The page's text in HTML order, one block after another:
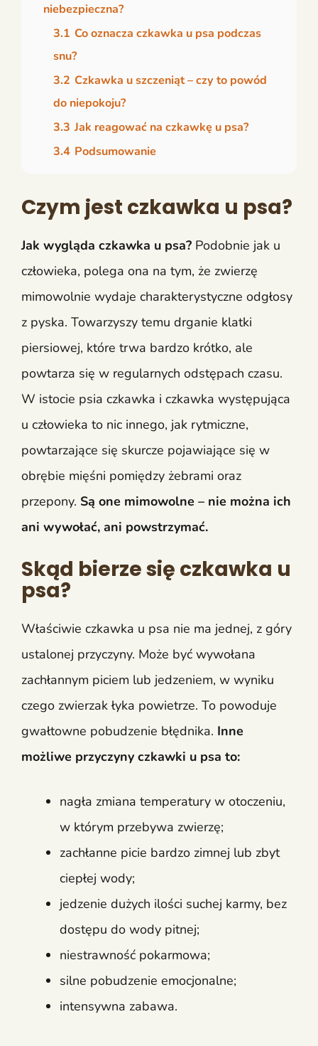
niebezpieczna?
3.1 Co oznacza czkawka u psa podczas
snu?
3.2 Czkawka u szczeniąt – czy to powód
do niepokoju?
3.3 Jak reagować na czkawkę u psa?
3.4 Podsumowanie
Czym jest czkawka u psa?
Jak wygląda czkawka u psa? Podobnie jak u
człowieka, polega ona na tym, że zwierzę
mimowolnie wydaje charakterystyczne odgłosy
z pyska. Towarzyszy temu drganie klatki
piersiowej, które trwa bardzo krótko, ale
powtarza się w regularnych odstępach czasu.
W istocie psia czkawka i czkawka występująca
u człowieka to nic innego, jak rytmiczne,
powtarzające się skurcze pojawiające się w
obrębie mięśni pomiędzy żebrami oraz
przepony. Są one mimowolne – nie można ich
ani wywołać, ani powstrzymać.
Skąd bierze się czkawka u
psa?
Właściwie czkawka u psa nie ma jednej, z góry
ustalonej przyczyny. Może być wywołana
zachłannym piciem lub jedzeniem, w wyniku
czego zwierzak łyka powietrze. To powoduje
gwałtowne pobudzenie błędnika. Inne
możliwe przyczyny czkawki u psa to:
nagła zmiana temperatury w otoczeniu,
w którym przebywa zwierzę;
zachłanne picie bardzo zimnej lub zbyt
ciepłej wody;
jedzenie dużych ilości suchej karmy, bez
dostępu do wody pitnej;
niestrawność pokarmowa;
silne pobudzenie emocjonalne;
intensywna zabawa.